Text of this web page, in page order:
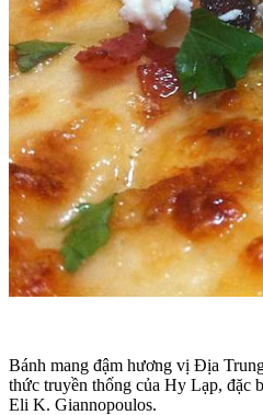
Bánh mang đậm hương vị Địa
thức truyền thống của Hy Lạp, đặc
Eli K. Giannopoulos.